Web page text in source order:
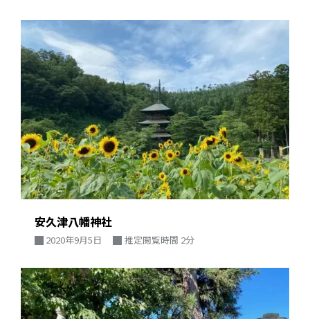
安久津八幡神社
2020年9月5日 推定閲覧時間 2分